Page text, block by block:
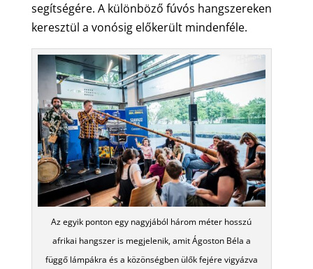
segítségére. A különböző fúvós hangszereken
keresztül a vonósig előkerült mindenféle.
Az egyik ponton egy nagyjából három méter hosszú
afrikai hangszer is megjelenik, amit Ágoston Béla a
függő lámpákra és a közönségben ülők fejére vigyázva